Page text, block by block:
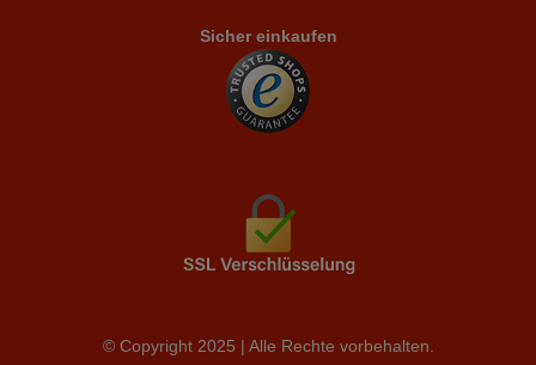
Sicher einkaufen
© Copyright 2025 | Alle Rechte vorbehalten.